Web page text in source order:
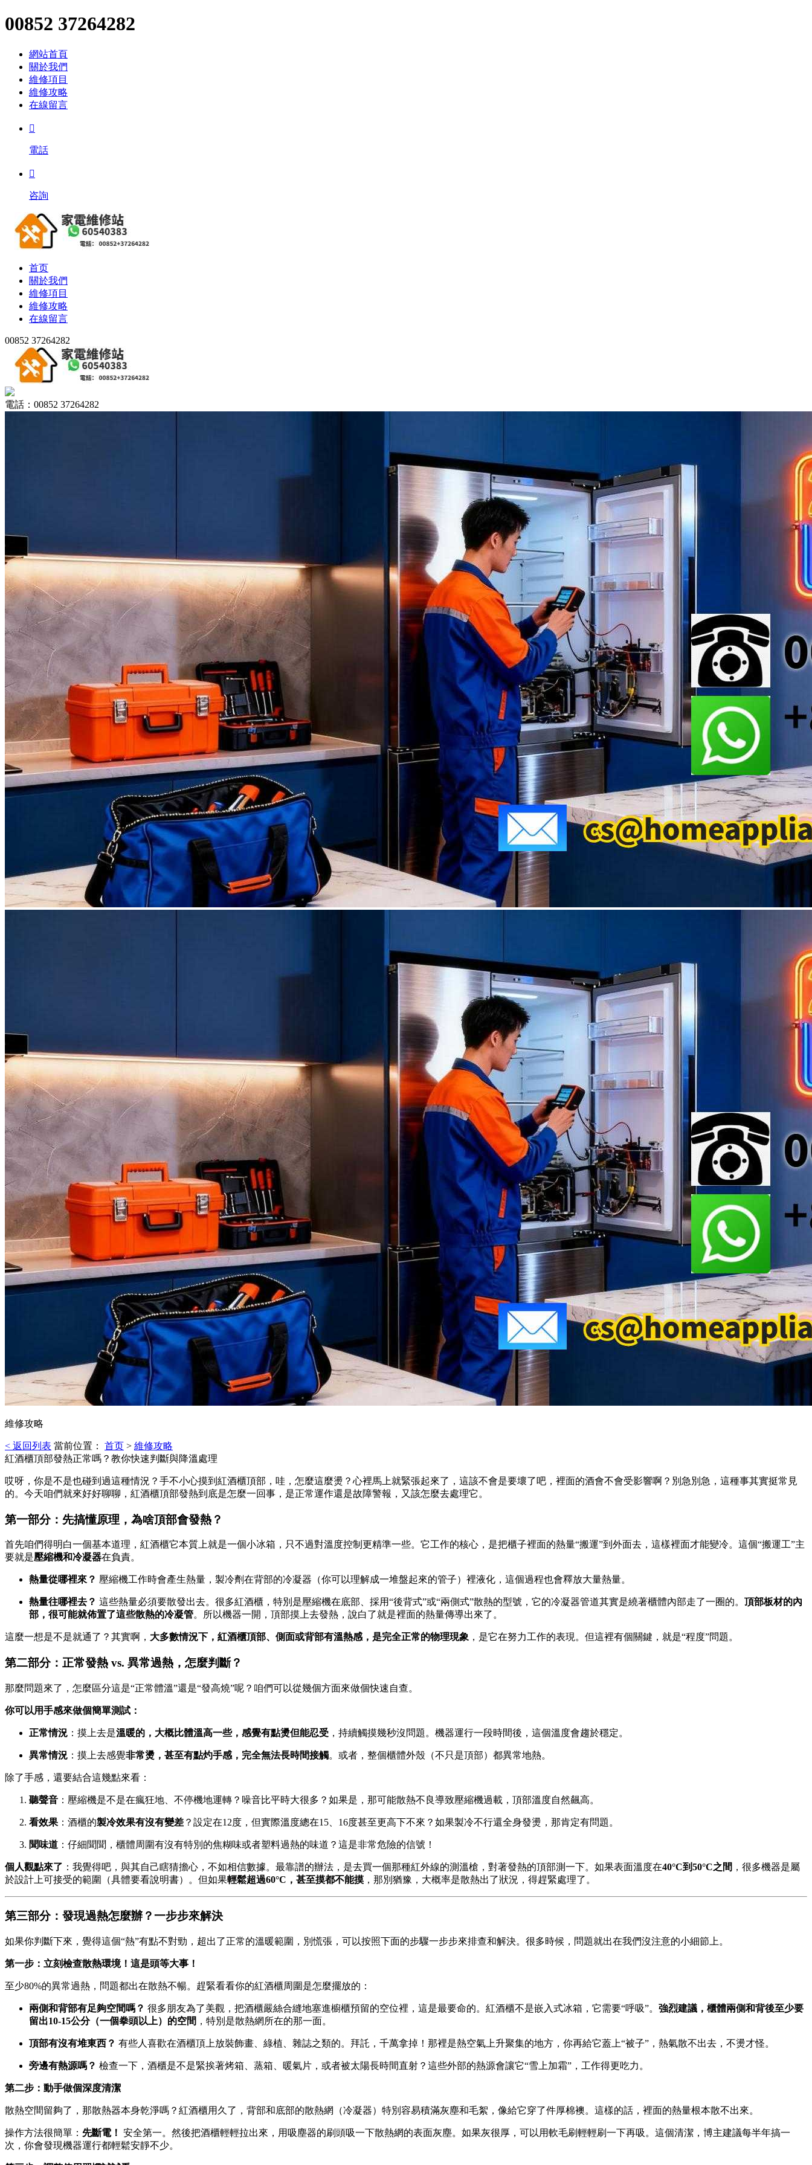
00852 37264282
網站首頁
關於我們
維修項目
維修攻略
在線留言

電話

咨詢
首页
關於我們
維修項目
維修攻略
在線留言
00852 37264282
電話：00852 37264282
維修攻略
< 返回列表 當前位置： 首页 > 維修攻略
紅酒櫃頂部發熱正常嗎？教你快速判斷與降溫處理
哎呀，你是不是也碰到過這種情況？手不小心摸到紅酒櫃頂部，哇，怎麼這麼燙？心裡馬上就緊張起來了，這該不會是要壞了吧，裡面的酒會不會受影響啊？別急別急，這種事其實挺常見
的。今天咱們就來好好聊聊，紅酒櫃頂部發熱到底是怎麼一回事，是正常運作還是故障警報，又該怎麼去處理它。
第一部分：先搞懂原理，為啥頂部會發熱？
首先咱們得明白一個基本道理，紅酒櫃它本質上就是一個小冰箱，只不過對溫度控制更精準一些。它工作的核心，是把櫃子裡面的熱量“搬運”到外面去，這樣裡面才能變冷。這個“搬運工”主
要就是壓縮機和冷凝器在負責。
熱量從哪裡來？ 壓縮機工作時會產生熱量，製冷劑在背部的冷凝器（你可以理解成一堆盤起來的管子）裡液化，這個過程也會釋放大量熱量。
熱量往哪裡去？ 這些熱量必須要散發出去。很多紅酒櫃，特別是壓縮機在底部、採用“後背式”或“兩側式”散熱的型號，它的冷凝器管道其實是繞著櫃體內部走了一圈的。 頂部板材的內
部，很可能就佈置了這些散熱的冷凝管。所以機器一開，頂部摸上去發熱，說白了就是裡面的熱量傳導出來了。
這麼一想是不是就通了？其實啊， 大多數情況下，紅酒櫃頂部、側面或背部有溫熱感，是完全正常的物理現象 ，是它在努力工作的表現。但這裡有個關鍵，就是“程度”問題。
第二部分：正常發熱 vs. 異常過熱，怎麼判斷？
那麼問題來了，怎麼區分這是“正常體溫”還是“發高燒”呢？咱們可以從幾個方面來做個快速自查。
你可以用手感來做個簡單測試：
正常情況 ：摸上去是溫暖的，大概比體溫高一些，感覺有點燙但能忍受 ，持續觸摸幾秒沒問題。機器運行一段時間後，這個溫度會趨於穩定。
異常情況 ：摸上去感覺非常燙，甚至有點灼手感，完全無法長時間接觸。或者，整個櫃體外殼（不只是頂部）都異常地熱。
除了手感，還要結合這幾點來看：
聽聲音 ：壓縮機是不是在瘋狂地、不停機地運轉？噪音比平時大很多？如果是，那可能散熱不良導致壓縮機過載，頂部溫度自然飆高。
看效果 ：酒櫃的製冷效果有沒有變差 ？設定在12度，但實際溫度總在15、16度甚至更高下不來？如果製冷不行還全身發燙，那肯定有問題。
聞味道 ：仔細聞聞，櫃體周圍有沒有特別的焦糊味或者塑料過熱的味道？這是非常危險的信號！
個人觀點來了 ：我覺得吧，與其自己瞎猜擔心，不如相信數據。最靠譜的辦法，是去買一個那種紅外線的測溫槍，對著發熱的頂部測一下。如果表面溫度在40°C到50°C之間 ，很多機器是屬
於設計上可接受的範圍（具體要看說明書）。但如果輕鬆超過60°C，甚至摸都不能摸 ，那別猶豫，大概率是散熱出了狀況，得趕緊處理了。
第三部分：發現過熱怎麼辦？一步步來解決
如果你判斷下來，覺得這個“熱”有點不對勁，超出了正常的溫暖範圍，別慌張，可以按照下面的步驟一步步來排查和解決。很多時候，問題就出在我們沒注意的小細節上。
第一步：立刻檢查散熱環境！這是頭等大事！
至少80%的異常過熱，問題都出在散熱不暢。趕緊看看你的紅酒櫃周圍是怎麼擺放的：
兩側和背部有足夠空間嗎？ 很多朋友為了美觀，把酒櫃嚴絲合縫地塞進櫥櫃預留的空位裡，這是最要命的。紅酒櫃不是嵌入式冰箱，它需要“呼吸”。 強烈建議，櫃體兩側和背後至少要
留出10-15公分（一個拳頭以上）的空間 ，特別是散熱網所在的那一面。
頂部有沒有堆東西？ 有些人喜歡在酒櫃頂上放裝飾畫、綠植、雜誌之類的。拜託，千萬拿掉！那裡是熱空氣上升聚集的地方，你再給它蓋上“被子”，熱氣散不出去，不燙才怪。
旁邊有熱源嗎？ 檢查一下，酒櫃是不是緊挨著烤箱、蒸箱、暖氣片，或者被太陽長時間直射？這些外部的熱源會讓它“雪上加霜”，工作得更吃力。
第二步：動手做個深度清潔
散熱空間留夠了，那散熱器本身乾淨嗎？紅酒櫃用久了，背部和底部的散熱網（冷凝器）特別容易積滿灰塵和毛絮，像給它穿了件厚棉襖。這樣的話，裡面的熱量根本散不出來。
操作方法很簡單： 先斷電！ 安全第一。然後把酒櫃輕輕拉出來，用吸塵器的刷頭吸一下散熱網的表面灰塵。如果灰很厚，可以用軟毛刷輕輕刷一下再吸。這個清潔，博主建議每半年搞一
次，你會發現機器運行都輕鬆安靜不少。